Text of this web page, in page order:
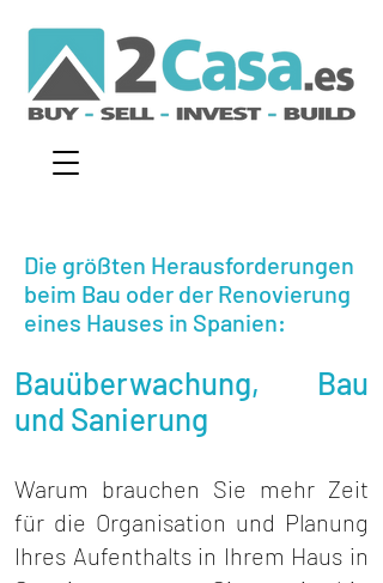
Die größten Herausforderungen
beim Bau oder der Renovierung
eines Hauses in Spanien:
Bauüberwachung, Bau
und Sanierung
Warum brauchen Sie mehr Zeit
für die Organisation und Planung
Ihres Aufenthalts in Ihrem Haus in